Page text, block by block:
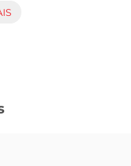
cores vivas e